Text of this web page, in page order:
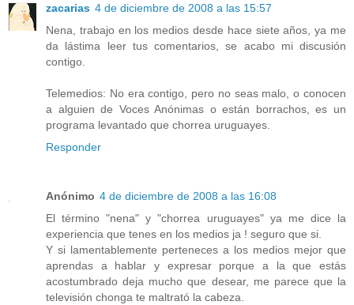
zacarias 4 de diciembre de 2008 a las 15:57
Nena, trabajo en los medios desde hace siete años, ya me
da lástima leer tus comentarios, se acabo mi discusión
contigo.
Telemedios: No era contigo, pero no seas malo, o conocen
a alguien de Voces Anónimas o están borrachos, es un
programa levantado que chorrea uruguayes.
Responder
Anónimo 4 de diciembre de 2008 a las 16:08
El término "nena" y "chorrea uruguayes" ya me dice la
experiencia que tenes en los medios ja ! seguro que si.
Y si lamentablemente perteneces a los medios mejor que
aprendas a hablar y expresar porque a la que estás
acostumbrado deja mucho que desear, me parece que la
televisión chonga te maltrató la cabeza.